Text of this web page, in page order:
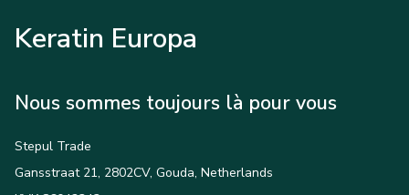
Keratin Europa
Nous sommes toujours là pour vous
Stepul Trade
Gansstraat 21, 2802CV, Gouda, Netherlands